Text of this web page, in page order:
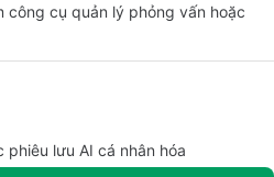
công cụ quản lý phỏng vấn hoặc
phiêu lưu AI cá nhân hóa